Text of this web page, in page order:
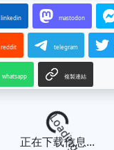
linkedin mastodon
reddit telegram
whatsapp 複製連結
Loading...
正在下载信息...